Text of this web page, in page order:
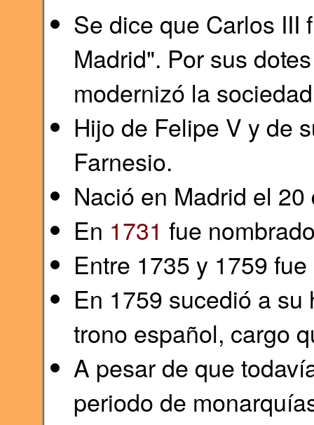
Se dice que Carlos III
Madrid". Por sus
modernizó la
Hijo de Felipe V y de
Farnesio.
Nació en Madrid el
En 1731 fue
Entre 1735 y 1759
En 1759 sucedió a
trono español, cargo
A pesar de que
periodo de